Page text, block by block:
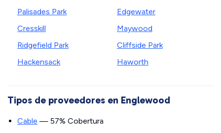
Palisades Park
Cresskill
Ridgefield Park
Hackensack
Edgewater
Maywood
Cliffside Park
Haworth
Tipos de proveedores en Englewood
Cable — 57% Cobertura